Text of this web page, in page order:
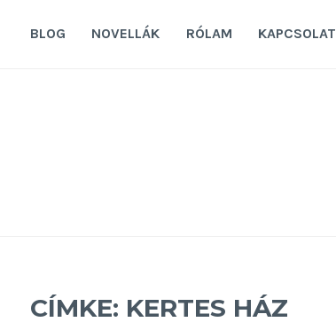
BLOG NOVELLÁK RÓLAM KAPCSOLAT
CÍMKE: KERTES HÁZ